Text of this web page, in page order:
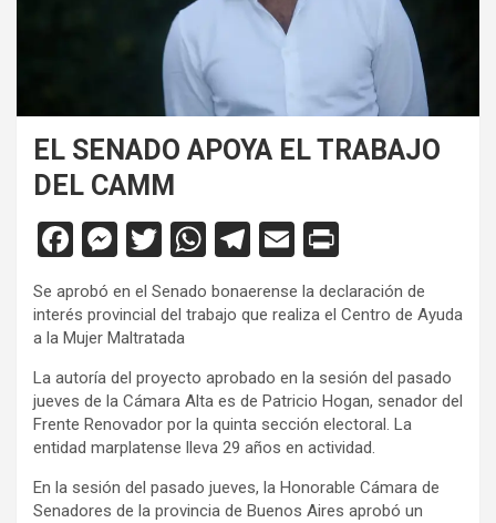
EL SENADO APOYA EL TRABAJO
DEL CAMM
F
a
ce
b
o
o
k
M
es
se
n
g
er
T
wi
tt
er
W
h
at
A
p
p
T
e
a
m
E
m
ail
in
tF
e
n
dl
y
Se aprobó en el Senado bonaerense la declaración de
interés provincial del trabajo que realiza el Centro de Ayuda
a la Mujer Maltratada
La autoría del proyecto aprobado en la sesión del pasado
jueves de la Cámara Alta es de Patricio Hogan, senador del
Frente Renovador por la quinta sección electoral. La
entidad marplatense lleva 29 años en actividad.
En la sesión del pasado jueves, la Honorable Cámara de
Senadores de la provincia de Buenos Aires aprobó un